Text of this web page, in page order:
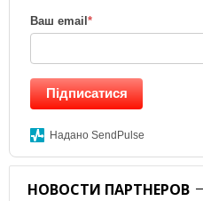
Ваш email *
Підписатися
Надано SendPulse
НОВОСТИ ПАРТНЕРОВ